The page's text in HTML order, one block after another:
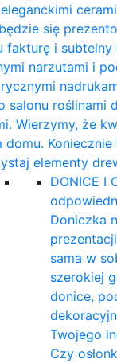
się
fakturę i
narzutami i
salonu roślinami
Wierzymy, że
domu.
elementy
DONICE I
Doniczka
sama w
szerokiej
donice,
Twojego
Czy